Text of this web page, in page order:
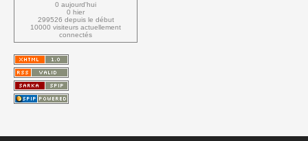
0 aujourd'hui
0 hier
299526 depuis le début
10000 visiteurs actuellement
connectés